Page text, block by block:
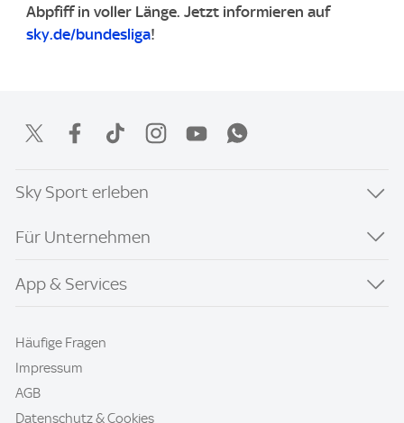
Abpfiff in voller Länge. ​Jetzt informieren auf
sky.de/bundesliga!
Sky Sport erleben
Für Unternehmen
App & Services
Häufige Fragen
Impressum
AGB
Datenschutz & Cookies